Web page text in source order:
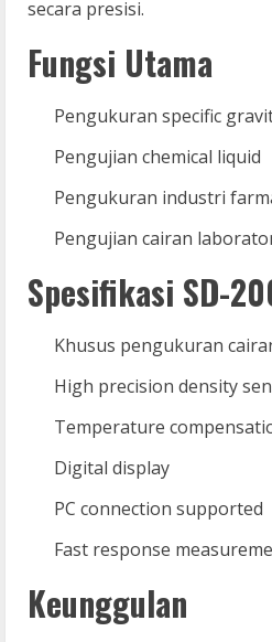
secara presisi.
Fungsi Utama
Pengukuran specific
Pengujian chemical liquid
Pengukuran industri
Pengujian cairan
Spesifikasi SD-
Khusus pengukuran
High precision density
Temperature
Digital display
PC connection supported
Fast response
Keunggulan